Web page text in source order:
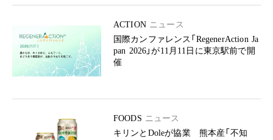
ACTION ニュース
国際カンファレンス「RegenerAction Ja
pan 2026」が11月11日に東京駅前で開
催
FOODS ニュース
キリンとDoleが協業 熊本産「不知